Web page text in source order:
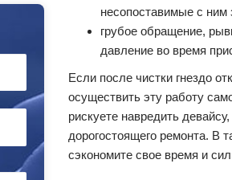
несопоставимые с ним
грубое обращение,
давление во время
Если после чистки гнездо
осуществить эту работу
рискуете навредить
дорогостоящего ремонта. В
сэкономите свое время и